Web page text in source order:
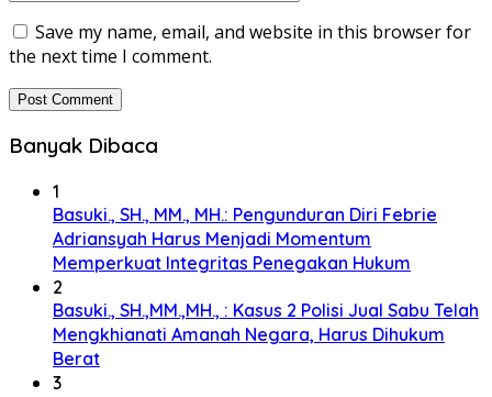
Save my name, email, and website in this browser for
the next time I comment.
Banyak Dibaca
1
Basuki., SH., MM., MH.: Pengunduran Diri Febrie
Adriansyah Harus Menjadi Momentum
Memperkuat Integritas Penegakan Hukum
2
Basuki., SH.,MM.,MH., : Kasus 2 Polisi Jual Sabu Telah
Mengkhianati Amanah Negara, Harus Dihukum
Berat
3